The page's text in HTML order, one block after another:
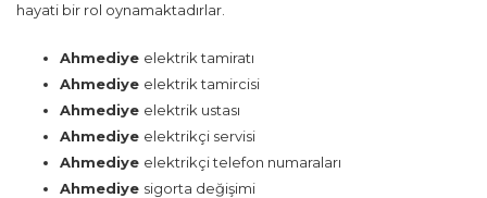
hayati bir rol oynamaktadırlar.
Ahmediye elektrik tamiratı
Ahmediye elektrik tamircisi
Ahmediye elektrik ustası
Ahmediye elektrikçi servisi
Ahmediye elektrikçi telefon numaraları
Ahmediye sigorta değişimi